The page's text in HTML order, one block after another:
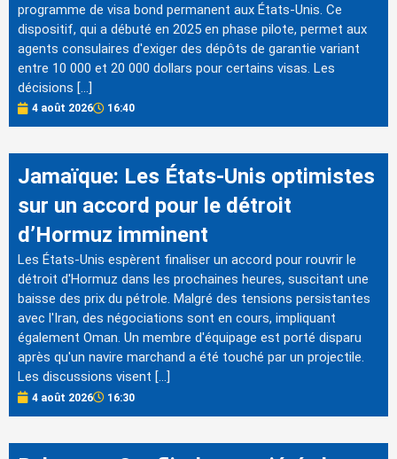
programme de visa bond permanent aux États-Unis. Ce
dispositif, qui a débuté en 2025 en phase pilote, permet aux
agents consulaires d'exiger des dépôts de garantie variant
entre 10 000 et 20 000 dollars pour certains visas. Les
décisions […]
4 août 2026 16:40
Jamaïque: Les États-Unis optimistes
sur un accord pour le détroit
d’Hormuz imminent
Les États-Unis espèrent finaliser un accord pour rouvrir le
détroit d'Hormuz dans les prochaines heures, suscitant une
baisse des prix du pétrole. Malgré des tensions persistantes
avec l'Iran, des négociations sont en cours, impliquant
également Oman. Un membre d'équipage est porté disparu
après qu'un navire marchand a été touché par un projectile.
Les discussions visent […]
4 août 2026 16:30